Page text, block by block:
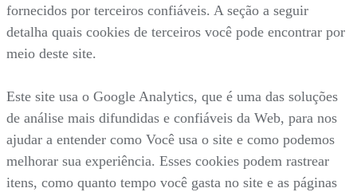
fornecidos por terceiros confiáveis. A seção a seguir
detalha quais cookies de terceiros você pode encontrar por
meio deste site.
Este site usa o Google Analytics, que é uma das soluções
de análise mais difundidas e confiáveis da Web, para nos
ajudar a entender como Você usa o site e como podemos
melhorar sua experiência. Esses cookies podem rastrear
itens, como quanto tempo você gasta no site e as páginas